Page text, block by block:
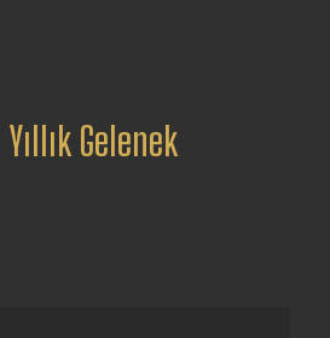
Yıllık Gelenek